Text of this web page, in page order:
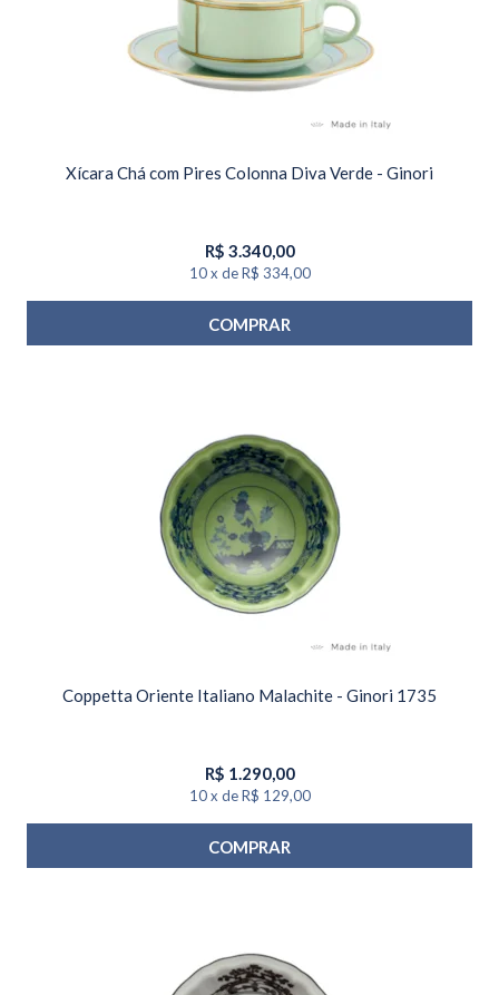
Xícara Chá com Pires Colonna Diva Verde - Ginori
R$ 3.340,00
10 x de R$ 334,00
COMPRAR
Coppetta Oriente Italiano Malachite - Ginori 1735
R$ 1.290,00
10 x de R$ 129,00
COMPRAR